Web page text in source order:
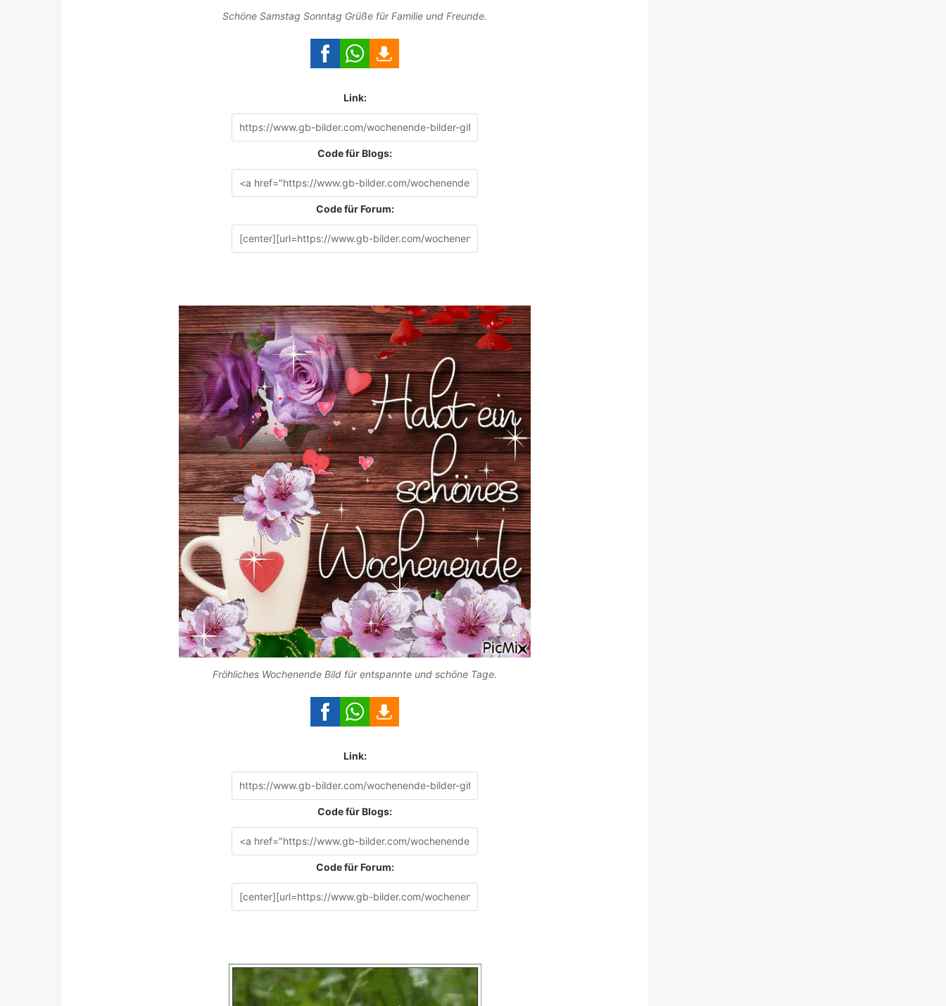
Schöne Samstag Sonntag Grüße für Familie und Freunde.
Link:
Code für Blogs:
Code für Forum:
Fröhliches Wochenende Bild für entspannte und schöne Tage.
Link:
Code für Blogs:
Code für Forum: